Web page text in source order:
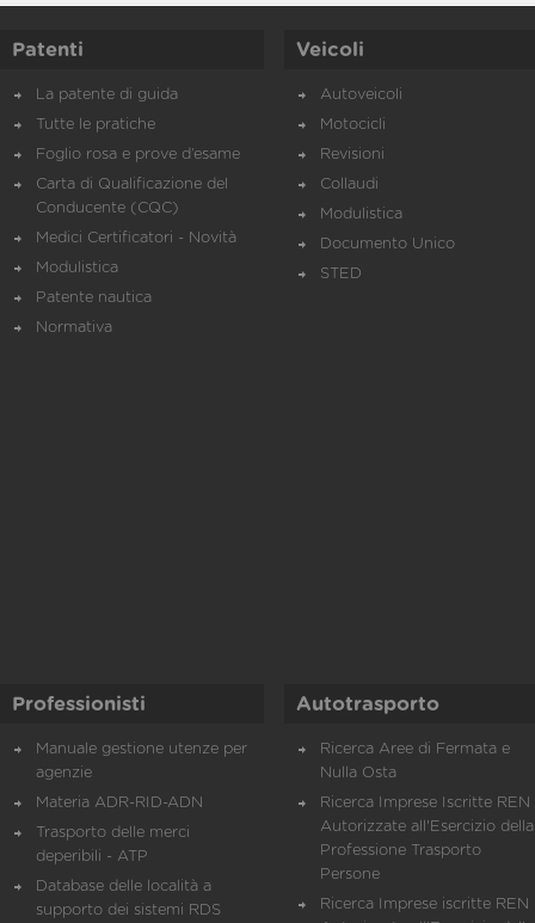
Patenti
La patente di guida
Tutte le pratiche
Foglio rosa e prove d’esame
Carta di Qualificazione del
Conducente (CQC)
Medici Certificatori - Novità
Modulistica
Patente nautica
Normativa
Veicoli
Autoveicoli
Motocicli
Revisioni
Collaudi
Modulistica
Documento Unico
STED
Professionisti
Manuale gestione utenze per
agenzie
Materia ADR-RID-ADN
Trasporto delle merci
deperibili - ATP
Database delle località a
supporto dei sistemi RDS
Autotrasporto
Ricerca Aree di Fermata e
Nulla Osta
Ricerca Imprese Iscritte REN
Autorizzate all'Esercizio della
Professione Trasporto
Persone
Ricerca Imprese iscritte REN